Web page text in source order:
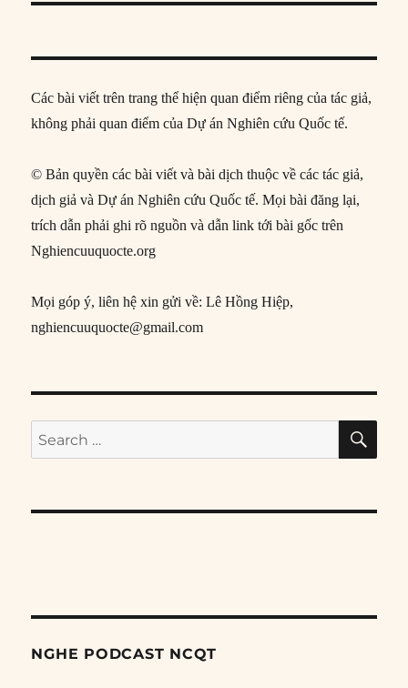
Các bài viết trên trang thể hiện quan điểm riêng của tác giả,
không phải quan điểm của Dự án Nghiên cứu Quốc tế.
© Bản quyền các bài viết và bài dịch thuộc về các tác giả,
dịch giả và Dự án Nghiên cứu Quốc tế. Mọi bài đăng lại,
trích dẫn phải ghi rõ nguồn và dẫn link tới bài gốc trên
Nghiencuuquocte.org
Mọi góp ý, liên hệ xin gửi về: Lê Hồng Hiệp,
nghiencuuquocte@gmail.com
Search
for:
NGHE PODCAST NCQT